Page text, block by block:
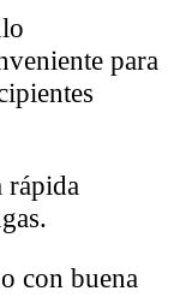
para
rápida
con buena